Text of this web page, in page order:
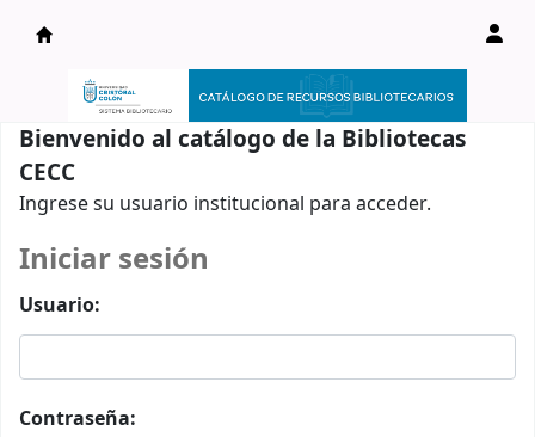
Catálogo en línea
Bienvenido al catálogo de la Bibliotecas
CECC
Ingrese su usuario institucional para acceder.
Iniciar sesión
Usuario:
Contraseña: